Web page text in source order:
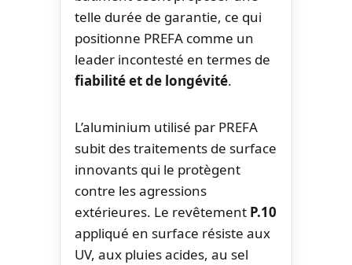
telle durée de garantie, ce qui
positionne PREFA comme un
leader incontesté en termes de
fiabilité et de longévité.
L’aluminium utilisé par PREFA
subit des traitements de surface
innovants qui le protègent
contre les agressions
extérieures. Le revêtement P.10
appliqué en surface résiste aux
UV, aux pluies acides, au sel